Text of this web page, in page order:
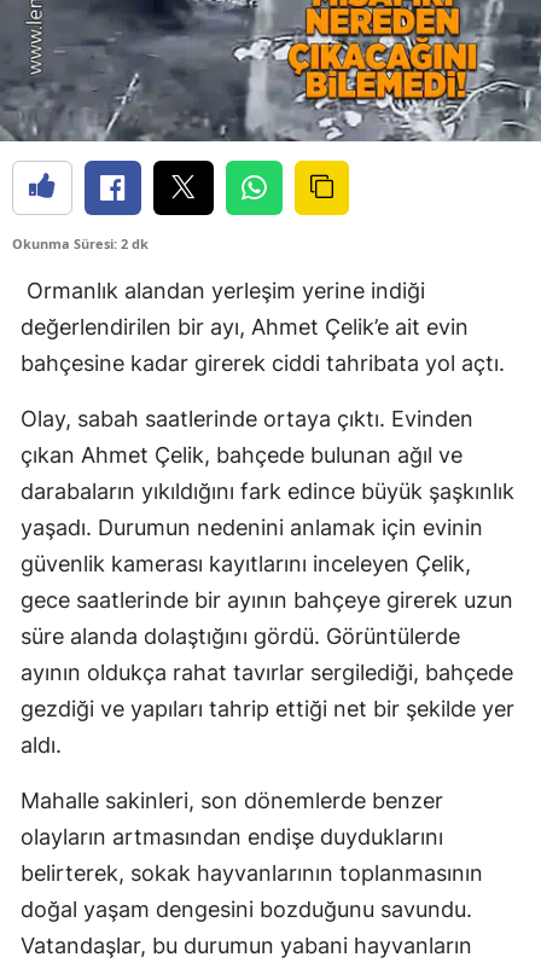
Okunma Süresi: 2 dk
Ormanlık alandan yerleşim yerine indiği
değerlendirilen bir ayı, Ahmet Çelik’e ait evin
bahçesine kadar girerek ciddi tahribata yol açtı.
Olay, sabah saatlerinde ortaya çıktı. Evinden
çıkan Ahmet Çelik, bahçede bulunan ağıl ve
darabaların yıkıldığını fark edince büyük şaşkınlık
yaşadı. Durumun nedenini anlamak için evinin
güvenlik kamerası kayıtlarını inceleyen Çelik,
gece saatlerinde bir ayının bahçeye girerek uzun
süre alanda dolaştığını gördü. Görüntülerde
ayının oldukça rahat tavırlar sergilediği, bahçede
gezdiği ve yapıları tahrip ettiği net bir şekilde yer
aldı.
Mahalle sakinleri, son dönemlerde benzer
olayların artmasından endişe duyduklarını
belirterek, sokak hayvanlarının toplanmasının
doğal yaşam dengesini bozduğunu savundu.
Vatandaşlar, bu durumun yabani hayvanların